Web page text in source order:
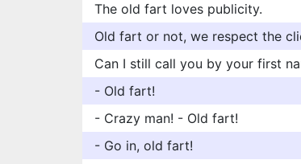
The old fart loves publicity.
Old fart or not, we respect the
Can I still call you by your first
- Old fart!
- Crazy man! - Old fart!
- Go in, old fart!